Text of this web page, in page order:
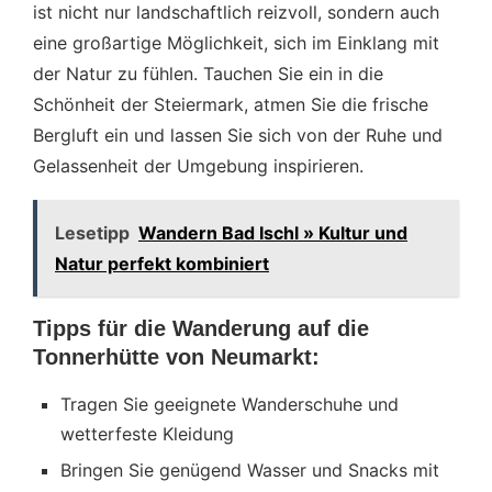
ist nicht nur landschaftlich reizvoll, sondern auch
eine großartige Möglichkeit, sich im Einklang mit
der Natur zu fühlen. Tauchen Sie ein in die
Schönheit der Steiermark, atmen Sie die frische
Bergluft ein und lassen Sie sich von der Ruhe und
Gelassenheit der Umgebung inspirieren.
Lesetipp Wandern Bad Ischl » Kultur und
Natur perfekt kombiniert
Tipps für die Wanderung auf die
Tonnerhütte von Neumarkt:
Tragen Sie geeignete Wanderschuhe und
wetterfeste Kleidung
Bringen Sie genügend Wasser und Snacks mit